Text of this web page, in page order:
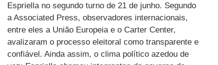
Espriella no segundo turno de 21 de junho. Segundo
a Associated Press, observadores internacionais,
entre eles a União Europeia e o Carter Center,
avalizaram o processo eleitoral como transparente e
confiável. Ainda assim, o clima político azedou de